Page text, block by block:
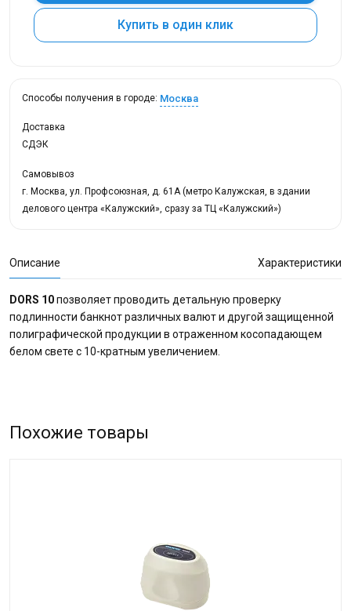
Купить в один клик
Способы получения в городе: Москва
Доставка
СДЭК
Самовывоз
г. Москва, ул. Профсоюзная, д. 61А (метро Калужская, в здании
делового центра «Калужский», сразу за ТЦ «Калужский»)
Описание Характеристики
DORS 10позволяет проводить детальную проверку
подлинности банкнот различных валют и другой защищенной
полиграфической продукции в отраженном косопадающем
белом свете с 10-кратным увеличением.
Похожие товары